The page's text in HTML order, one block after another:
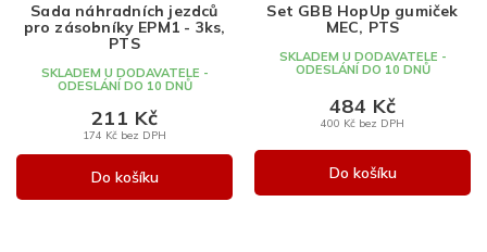
Sada náhradních jezdců
pro zásobníky EPM1 - 3ks,
PTS
SKLADEM U DODAVATELE -
ODESLÁNÍ DO 10 DNŮ
174 Kč bez DPH
211 Kč
Do košíku
Set GBB HopUp gumiček
MEC, PTS
SKLADEM U DODAVATELE -
ODESLÁNÍ DO 10 DNŮ
400 Kč bez DPH
484 Kč
Do košíku